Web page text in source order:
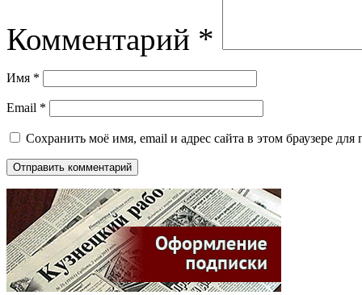
Комментарий *
Имя *
Email *
Сохранить моё имя, email и адрес сайта в этом браузере